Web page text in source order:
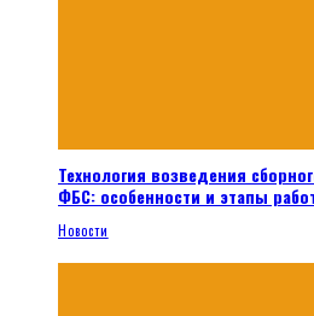
Технология возведения
ФБС: особенности и этапы
Новости